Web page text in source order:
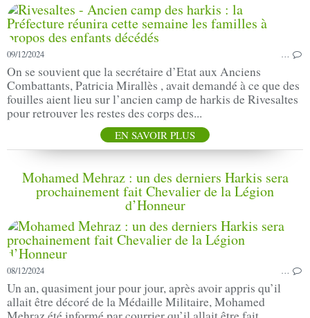
09/12/2024 …
On se souvient que la secrétaire d’Etat aux Anciens
Combattants, Patricia Mirallès , avait demandé à ce que des
fouilles aient lieu sur l’ancien camp de harkis de Rivesaltes
pour retrouver les restes des corps des...
EN SAVOIR PLUS
Mohamed Mehraz : un des derniers Harkis sera
prochainement fait Chevalier de la Légion
d’Honneur
08/12/2024 …
Un an, quasiment jour pour jour, après avoir appris qu’il
allait être décoré de la Médaille Militaire, Mohamed